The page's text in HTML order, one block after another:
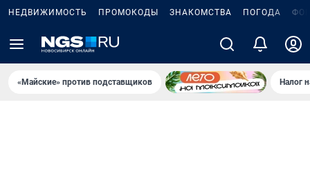
НЕДВИЖИМОСТЬ ПРОМОКОДЫ ЗНАКОМСТВА ПОГОДА
«Майские» против подставщиков Налог